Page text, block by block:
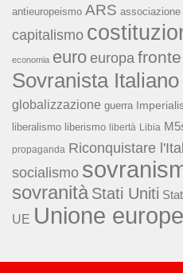
antieuropeismo ARS
capitalismo
economia euro europa
Sovranista Italiano
globalizzazione guerra
liberalismo liberismo libertà Libia
propaganda Riconquistare
socialismo
sovranità Stati Uniti
UE Unione